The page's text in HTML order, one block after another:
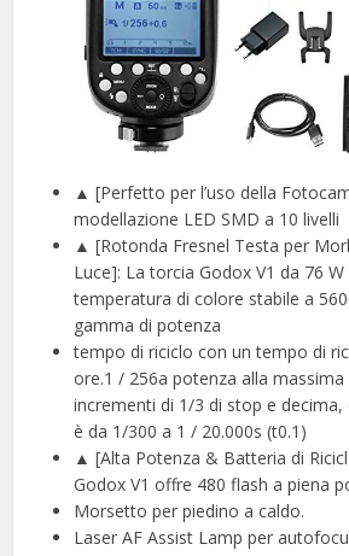
▲ [Perfetto per l’uso della
modellazione LED SMD a 10 livelli
▲ [Rotonda Fresnel Testa per
Luce]: La torcia Godox V1 da 76 W
temperatura di colore stabile a
gamma di potenza
tempo di riciclo con un tempo di
ore.1 / 256a potenza alla
incrementi di 1/3 di stop e decima,
è da 1/300 a 1 / 20.000s (t0.1)
▲ [Alta Potenza & Batteria di
Godox V1 offre 480 flash a piena
Morsetto per piedino a caldo.
Laser AF Assist Lamp per